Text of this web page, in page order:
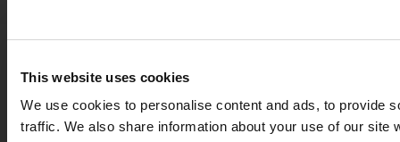
This website uses cookies
We use cookies to personalise content and ads, to provide
traffic. We also share information about your use of our site
houtgestookte en
gasverwarmde
terrassenzwembaden
Saber más